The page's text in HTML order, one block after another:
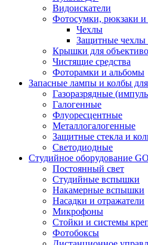
Видоискатели
Фотосумки, рюкзаки
Чехлы
Защитные чехлы
Крышки для
Чистящие средства
Фоторамки и альбомы
Запасные лампы и колбы
Газоразрядные
Галогенные
Флуоресцентные
Металлогалогенные
Защитные стекла и
Светодиодные
Студийное оборудование
Постоянный свет
Студийные вспышки
Накамерные вспышки
Насадки и отражатели
Микрофоны
Стойки и системы
Фотобоксы